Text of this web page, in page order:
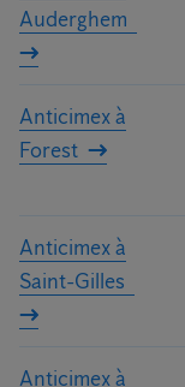
Auderghem
Anticimex à
Forest
Anticimex à
Saint-Gilles
Anticimex à